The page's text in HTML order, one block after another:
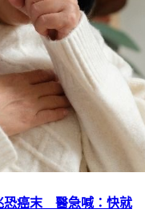
恐癌末 醫急喊：快就